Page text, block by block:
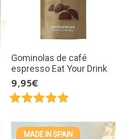
Gominolas de café
espresso Eat Your Drink
9,95€
MADE IN SPAIN